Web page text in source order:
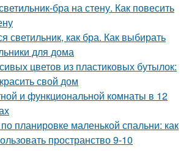
бра на стену. Как повесить
светильник, как бра. Как выбирать
для дома
цветов из пластиковых бутылок:
свой дом
и функциональной комнаты в 12
планировке маленькой спальни: как
пространство 9-10